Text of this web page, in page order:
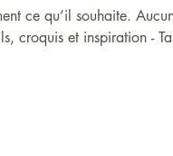
(rayures, éclats,
ce qu’il souhaite.
croquis et inspiration -